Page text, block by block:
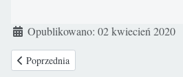
Szczegóły
Opublikowano: 02 kwiecień 2020
Poprzednia strona: Pandemia
Poprzednia